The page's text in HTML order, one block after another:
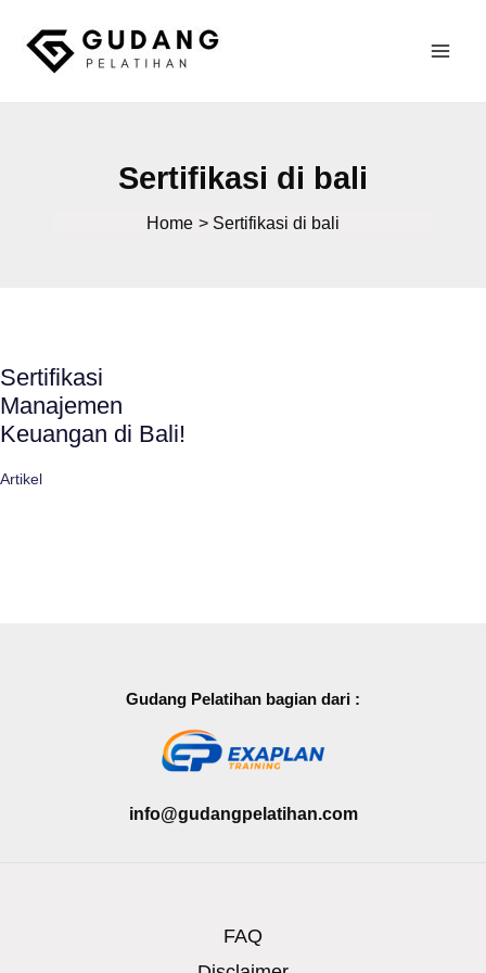
content
Sertifikasi di bali
Home Sertifikasi di bali
Sertifikasi
Manajemen
Keuangan di Bali!
Artikel
Gudang Pelatihan bagian dari :
info@gudangpelatihan.com
FAQ